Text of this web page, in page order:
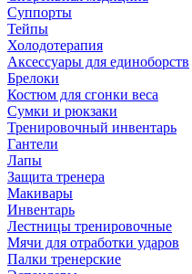
Суппорты
Тейпы
Холодотерапия
Аксессуары для единоборств
Брелоки
Костюм для сгонки веса
Сумки и рюкзаки
Тренировочный инвентарь
Гантели
Лапы
Защита тренера
Макивары
Инвентарь
Лестницы тренировочные
Мячи для отработки ударов
Палки тренерские